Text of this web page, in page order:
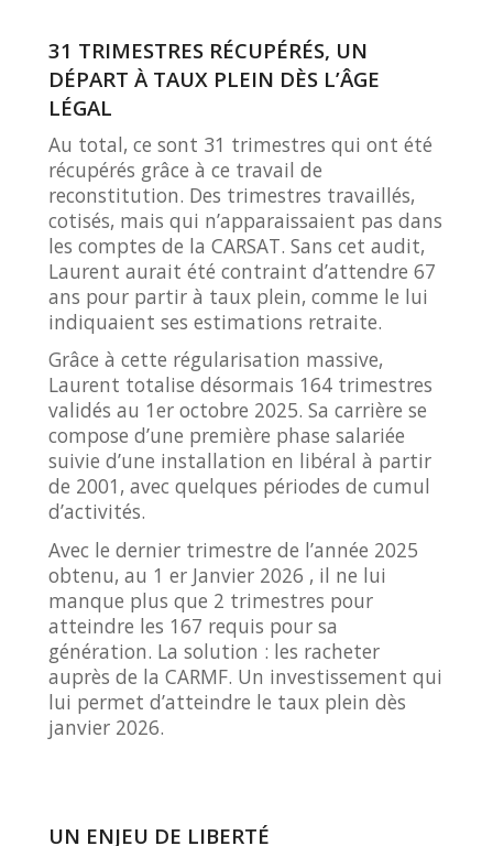
31 TRIMESTRES RÉCUPÉRÉS, UN
DÉPART À TAUX PLEIN DÈS L’ÂGE
LÉGAL
Au total, ce sont 31 trimestres qui ont été
récupérés grâce à ce travail de
reconstitution. Des trimestres travaillés,
cotisés, mais qui n’apparaissaient pas dans
les comptes de la CARSAT. Sans cet audit,
Laurent aurait été contraint d’attendre 67
ans pour partir à taux plein, comme le lui
indiquaient ses estimations retraite.
Grâce à cette régularisation massive,
Laurent totalise désormais 164 trimestres
validés au 1er octobre 2025. Sa carrière se
compose d’une première phase salariée
suivie d’une installation en libéral à partir
de 2001, avec quelques périodes de cumul
d’activités.
Avec le dernier trimestre de l’année 2025
obtenu, au 1 er Janvier 2026 , il ne lui
manque plus que 2 trimestres pour
atteindre les 167 requis pour sa
génération. La solution : les racheter
auprès de la CARMF. Un investissement qui
lui permet d’atteindre le taux plein dès
janvier 2026.
UN ENJEU DE LIBERTÉ